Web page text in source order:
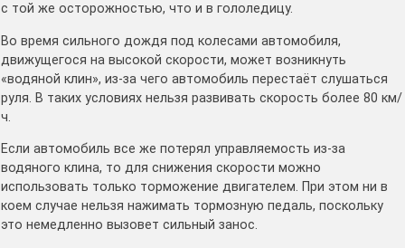
с той же осторожностью, что и в гололедицу.
Во время сильного дождя под колесами автомобиля,
движущегося на высокой скорости, может возникнуть
«водяной клин», из-за чего автомобиль перестаёт слушаться
руля. В таких условиях нельзя развивать скорость более 80 км/
ч.
Если автомобиль все же потерял управляемость из-за
водяного клина, то для снижения скорости можно
использовать только торможение двигателем. При этом ни в
коем случае нельзя нажимать тормозную педаль, поскольку
это немедленно вызовет сильный занос.